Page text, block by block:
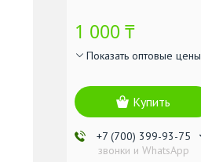
1 000 ₸
Показать оптовые цены
Купить
+7 (700) 399-93-75
звонки и WhatsApp